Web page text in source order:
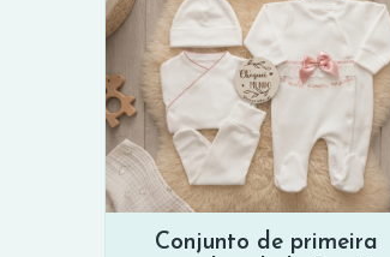
Conjunto de primeira